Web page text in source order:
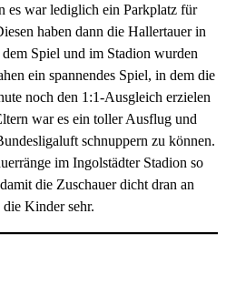
es war lediglich ein Parkplatz für
haben dann die Hallertauer in
Spiel und im Stadion wurden
ein spannendes Spiel, in dem die
noch den 1:1-Ausgleich erzielen
war es ein toller Ausflug und
schnuppern zu können.
im Ingolstädter Stadion so
die Zuschauer dicht dran an
Kinder sehr.